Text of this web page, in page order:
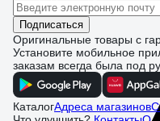
Подписаться
Оригинальные товары с
Установите мобильное
заказам всегда была под
КаталогАдреса магазинов